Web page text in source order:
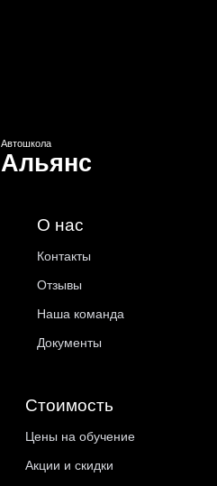
Автошкола
Альянс
Стоимость
Цены на обучение
Акции и скидки
О нас
Контакты
Отзывы
Наша команда
Документы